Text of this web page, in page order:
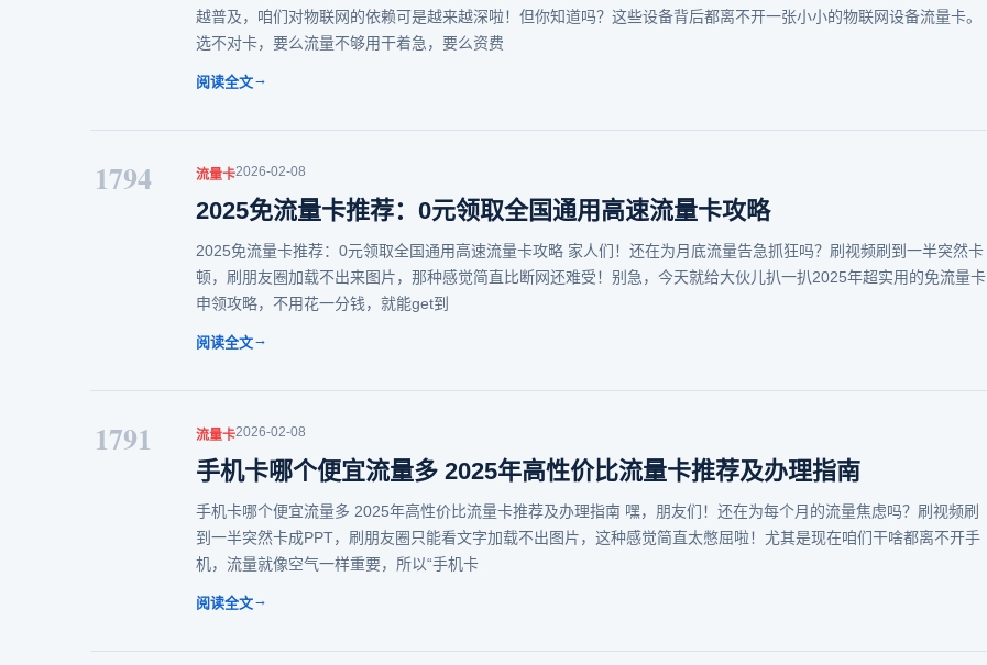
越普及，咱们对物联网的依赖可是越来越深啦！但你知道吗？这些设备背后都离不开一张小小的物联网设备流量卡。
选不对卡，要么流量不够用干着急，要么资费
阅读全文→
1794 流量卡2026-02-08
2025免流量卡推荐：0元领取全国通用高速流量卡攻略
2025免流量卡推荐：0元领取全国通用高速流量卡攻略 家人们！还在为月底流量告急抓狂吗？刷视频刷到一半突然卡
顿，刷朋友圈加载不出来图片，那种感觉简直比断网还难受！别急，今天就给大伙儿扒一扒2025年超实用的免流量卡
申领攻略，不用花一分钱，就能get到
阅读全文→
1791 流量卡2026-02-08
手机卡哪个便宜流量多 2025年高性价比流量卡推荐及办理指南
手机卡哪个便宜流量多 2025年高性价比流量卡推荐及办理指南 嘿，朋友们！还在为每个月的流量焦虑吗？刷视频刷
到一半突然卡成PPT，刷朋友圈只能看文字加载不出图片，这种感觉简直太憋屈啦！尤其是现在咱们干啥都离不开手
机，流量就像空气一样重要，所以“手机卡
阅读全文→